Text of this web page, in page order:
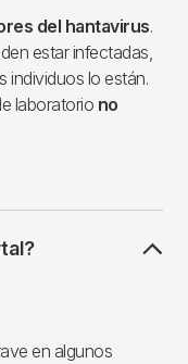
del hantavirus.
estar infectadas,
individuos lo están.
laboratorio no
en algunos